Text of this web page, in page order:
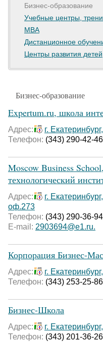
Бизнес-образование
Учебные центры,
MBA
Дистанционное
Центры развития детей
Бизнес-образование
Expertum.ru, школа
Адрес:
г.
Телефон: (343) 290-42-46
Moscow Business
технологический
Адрес:
г.
оф.273
Телефон: (343) 290-36-94
E-mail: 2903694@e1.ru.
Корпорация Бизнес-
Адрес:
г.
Телефон: (343) 253-25-86
Бизнес-Школа
Адрес:
г.
Телефон: (343) 201-36-26